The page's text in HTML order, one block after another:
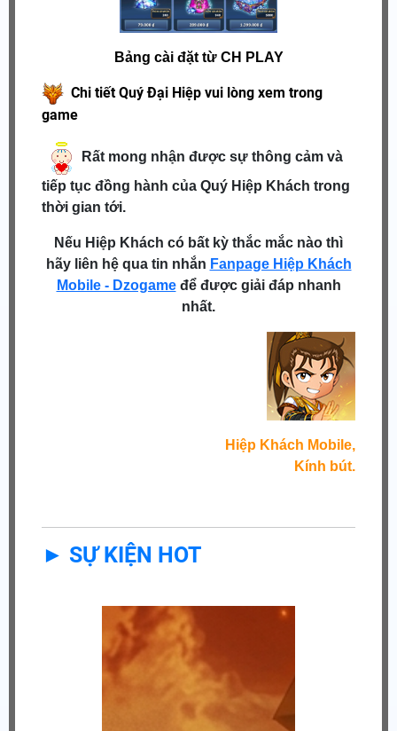
Bảng cài đặt từ CH PLAY
Chi tiết Quý Đại Hiệp vui lòng xem trong
game
Rất mong nhận được sự thông cảm và
tiếp tục đồng hành của Quý Hiệp Khách trong
thời gian tới.
Nếu Hiệp Khách có bất kỳ thắc mắc nào thì
hãy liên hệ qua tin nhắn Fanpage Hiệp Khách
Mobile - Dzogameđể được giải đáp nhanh
nhất.
Hiệp Khách Mobile,
Kính bút.
► SỰ KIỆN HOT